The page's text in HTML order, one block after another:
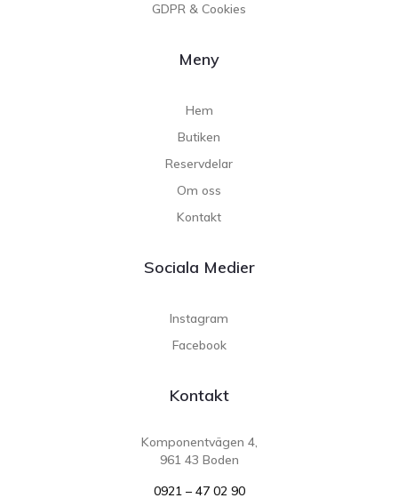
GDPR & Cookies
Meny
Hem
Butiken
Reservdelar
Om oss
Kontakt
Sociala Medier
Instagram
Facebook
Kontakt
Komponentvägen 4,
961 43 Boden
0921 – 47 02 90